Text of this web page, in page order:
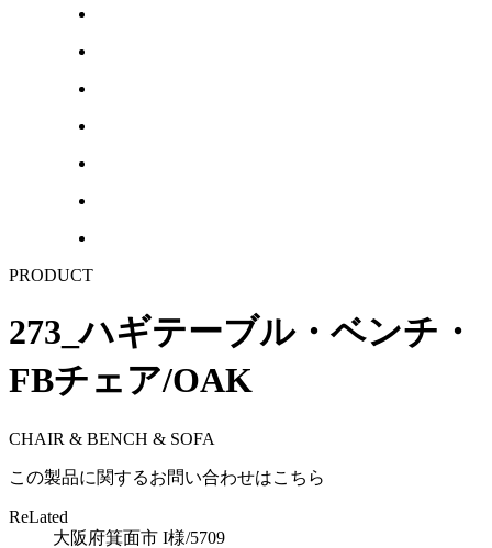
PRODUCT
273_ハギテーブル・ベンチ・
FBチェア/OAK
CHAIR & BENCH & SOFA
この製品に関するお問い合わせはこちら
ReLated
大阪府箕面市 I様/5709